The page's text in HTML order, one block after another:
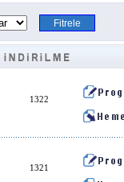
1322
1321